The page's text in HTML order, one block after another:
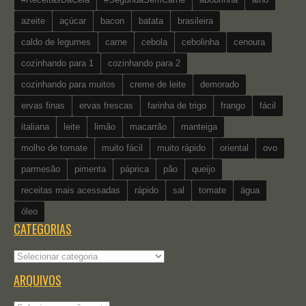
azeite açúcar bacon batata brasileira
caldo de legumes carne cebola cebolinha cenoura
cozinhando para 1 cozinhando para 2
cozinhando para muitos creme de leite demorado
ervas finas ervas frescas farinha de trigo frango fácil
italiana leite limão macarrão manteiga
molho de tomate muito fácil muito rápido oriental ovo
parmesão pimenta páprica pão queijo
receitas mais acessadas rápido sal tomate água
óleo
CATEGORIAS
Categorias
ARQUIVOS